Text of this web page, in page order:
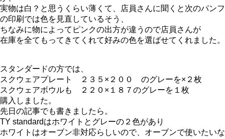
実物は白？と思うくらい薄くて、店員さんに聞くと次のパンフ
の印刷では色を見直しているそう、
ちなみに物によってピンクの出方が違うので店員さんが
在庫を全てもってきてくれて好みの色を選ばせてくれました。
スタンダードの方では、
スクウェアプレート ２３５×２００ のグレーを×２枚
スクウェアボウルも ２２０×１８７のグレーを１枚
購入しました。
先日の記事でも書きましたら。
TY standardはホワイトとグレーの２色があり
ホワイトはオーブン非対応らしいので、オーブンで使いたいな